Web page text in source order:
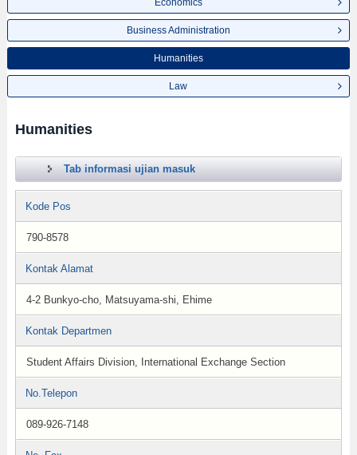
Economics
Business Administration
Humanities
Law
Humanities
Tab informasi ujian masuk
Kode Pos
790-8578
Kontak Alamat
4-2 Bunkyo-cho, Matsuyama-shi, Ehime
Kontak Departmen
Student Affairs Division, International Exchange Section
No.Telepon
089-926-7148